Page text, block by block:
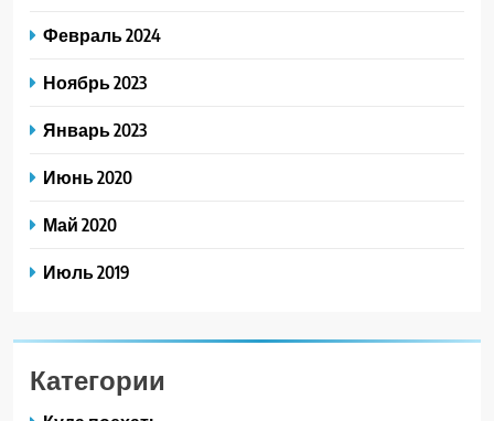
Февраль 2024
Ноябрь 2023
Январь 2023
Июнь 2020
Май 2020
Июль 2019
Категории